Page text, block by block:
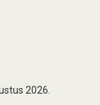
2026.